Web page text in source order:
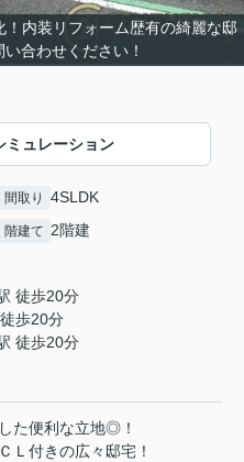
！内装リフォーム歴有の綺麗な邸
合わせください！
ミュレーション
間取り 4SLDK
階建て 2階建
徒歩20分
徒歩20分
徒歩20分
た便利な立地◎！
Ｌ付きの広々邸宅！